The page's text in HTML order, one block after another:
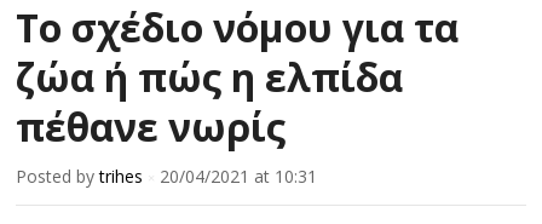
Το σχέδιο νόμου για τα
ζώα ή πώς η ελπίδα
πέθανε νωρίς
Posted bytrihes 20/04/2021 at 10:31